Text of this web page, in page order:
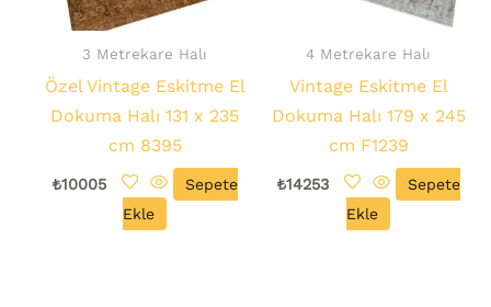
3 Metrekare Halı
Özel Vintage Eskitme El
Dokuma Halı 131 x 235
cm 8395
₺10005
Sepete
Ekle
4 Metrekare Halı
Vintage Eskitme El
Dokuma Halı 179 x 245
cm F1239
₺14253
Sepete
Ekle